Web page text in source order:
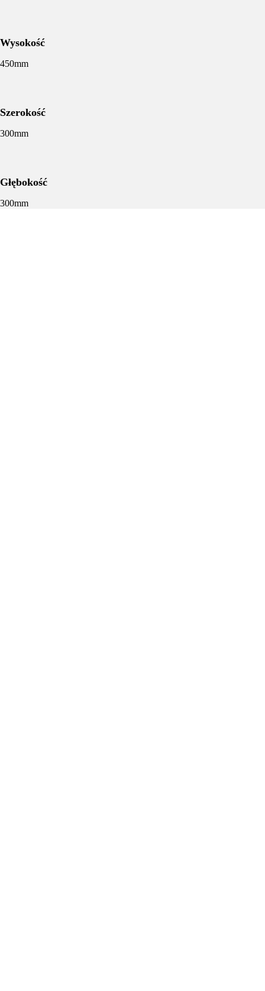
Wysokość
450mm
Szerokość
300mm
Głębokość
300mm